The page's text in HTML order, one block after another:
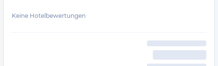
Keine Hotelbewertungen